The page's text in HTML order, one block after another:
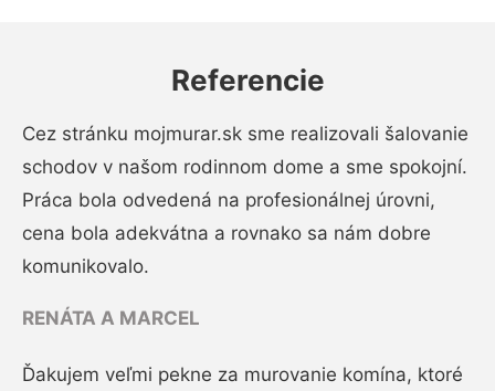
Referencie
Cez stránku mojmurar.sk sme realizovali šalovanie
schodov v našom rodinnom dome a sme spokojní.
Práca bola odvedená na profesionálnej úrovni,
cena bola adekvátna a rovnako sa nám dobre
komunikovalo.
RENÁTA A MARCEL
Ďakujem veľmi pekne za murovanie komína, ktoré